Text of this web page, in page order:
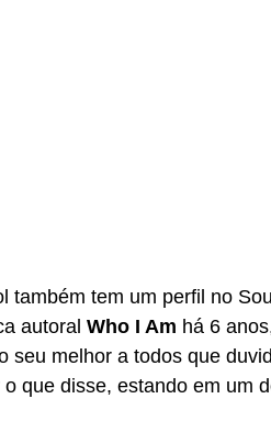
também tem um perfil no
autoral Who I Am há 6
seu melhor a todos que
o que disse, estando em um